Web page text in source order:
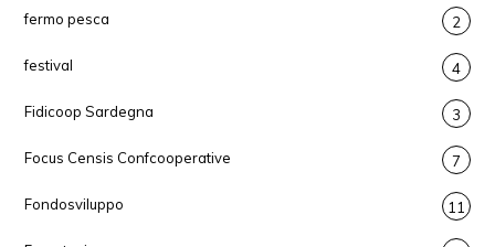
fermo pesca 2
festival 4
Fidicoop Sardegna 3
Focus Censis Confcooperative 7
Fondosviluppo 11